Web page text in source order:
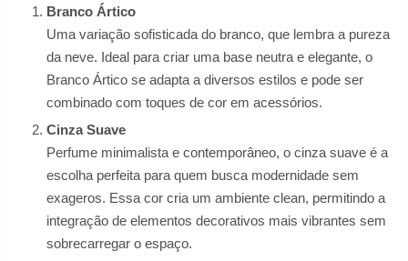
Branco Ártico
Uma variação sofisticada do branco, que lembra a pureza
da neve. Ideal para criar uma base neutra e elegante, o
Branco Ártico se adapta a diversos estilos e pode ser
combinado com toques de cor em acessórios.
Cinza Suave
Perfume minimalista e contemporâneo, o cinza suave é a
escolha perfeita para quem busca modernidade sem
exageros. Essa cor cria um ambiente clean, permitindo a
integração de elementos decorativos mais vibrantes sem
sobrecarregar o espaço.